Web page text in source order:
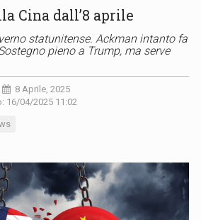
Cina dall’8 aprile
statunitense. Ackman intanto fa
pieno a Trump, ma serve
8 Aprile, 2025
16/04/2025 11:02